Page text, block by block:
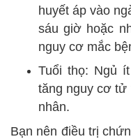
huyết áp vào
sáu giờ hoặc
nguy cơ mắc
Tuổi thọ: Ngủ
tăng nguy cơ
nhân.
Bạn nên điều trị